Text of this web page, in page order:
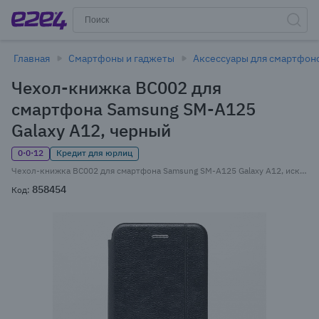
Главная Смартфоны и гаджеты Аксессуары для
Чехол-книжка BC002 для
смартфона Samsung SM-A125
Galaxy A12, черный
0·0·12
Кредит для юрлиц
Чехол-книжка BC002 для смартфона Samsung SM-A125 Galaxy A12, искусственная кожа, черный (126711)
Код: 858454